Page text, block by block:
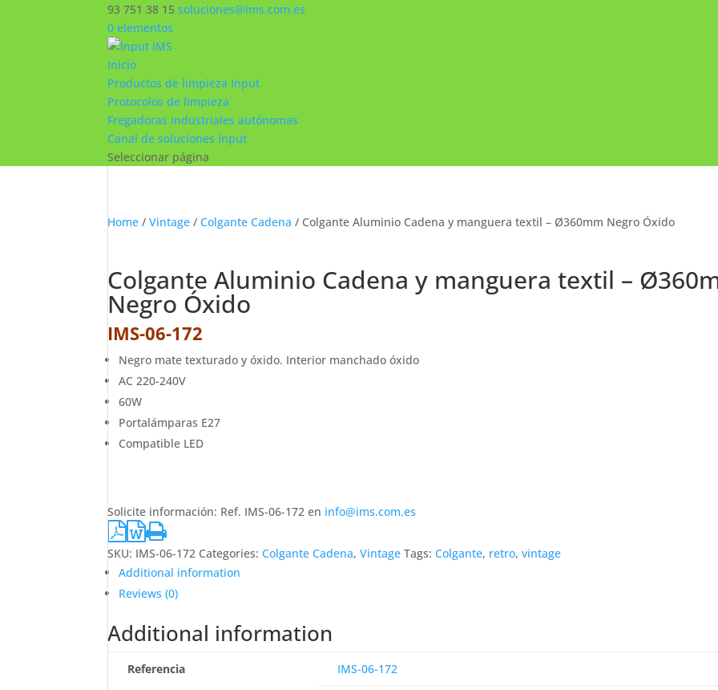
93 751 38 15 soluciones@ims.com.es
0 elementos
Inicio
Productos de limpieza Input
Protocolos de limpieza
Fregadoras industriales autónomas
Canal de soluciones Input
Seleccionar página
Home /Vintage /Colgante Cadena / Colgante Aluminio Cadena y manguera textil – Ø360mm Negro Óxido
Colgante Aluminio Cadena y manguera textil –
Negro Óxido
IMS-06-172
Negro mate texturado y óxido. Interior manchado óxido
AC 220-240V
60W
Portalámparas E27
Compatible LED
Solicite información: Ref. IMS-06-172 en info@ims.com.es
SKU: IMS-06-172 Categories:Colgante Cadena,Vintage Tags:Colgante, retro,vintage
Additional information
Reviews (0)
Additional information
Referencia IMS-06-172